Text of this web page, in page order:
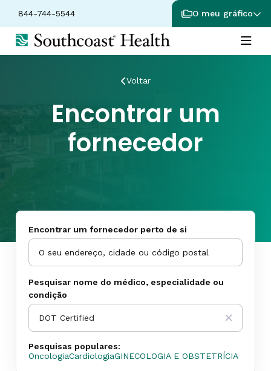
844-744-5544 O meu gráfico
Voltar
Encontrar um
fornecedor
Encontrar um fornecedor perto de si
Pesquisar nome do médico, especialidade ou
condição
Pesquisas populares:
OncologiaCardiologiaGINECOLOGIA E OBSTETRÍCIA